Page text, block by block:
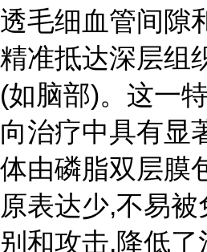
透毛细血管间隙
精准抵达深层组
(如脑部)。这一
向治疗中具有显
体由磷脂双层膜
原表达少,不易被
别和攻击,降低了